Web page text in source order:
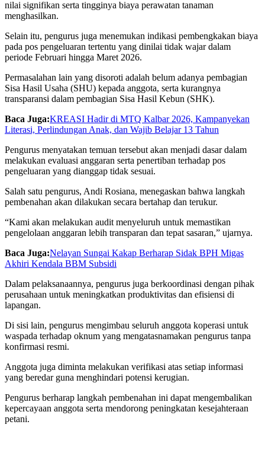
nilai signifikan serta tingginya biaya perawatan tanaman
menghasilkan.
Selain itu, pengurus juga menemukan indikasi pembengkakan biaya
pada pos pengeluaran tertentu yang dinilai tidak wajar dalam
periode Februari hingga Maret 2026.
Permasalahan lain yang disoroti adalah belum adanya pembagian
Sisa Hasil Usaha (SHU) kepada anggota, serta kurangnya
transparansi dalam pembagian Sisa Hasil Kebun (SHK).
Baca Juga:KREASI Hadir di MTQ Kalbar 2026, Kampanyekan
Literasi, Perlindungan Anak, dan Wajib Belajar 13 Tahun
Pengurus menyatakan temuan tersebut akan menjadi dasar dalam
melakukan evaluasi anggaran serta penertiban terhadap pos
pengeluaran yang dianggap tidak sesuai.
Salah satu pengurus, Andi Rosiana, menegaskan bahwa langkah
pembenahan akan dilakukan secara bertahap dan terukur.
“Kami akan melakukan audit menyeluruh untuk memastikan
pengelolaan anggaran lebih transparan dan tepat sasaran,” ujarnya.
Baca Juga:Nelayan Sungai Kakap Berharap Sidak BPH Migas
Akhiri Kendala BBM Subsidi
Dalam pelaksanaannya, pengurus juga berkoordinasi dengan pihak
perusahaan untuk meningkatkan produktivitas dan efisiensi di
lapangan.
Di sisi lain, pengurus mengimbau seluruh anggota koperasi untuk
waspada terhadap oknum yang mengatasnamakan pengurus tanpa
konfirmasi resmi.
Anggota juga diminta melakukan verifikasi atas setiap informasi
yang beredar guna menghindari potensi kerugian.
Pengurus berharap langkah pembenahan ini dapat mengembalikan
kepercayaan anggota serta mendorong peningkatan kesejahteraan
petani.